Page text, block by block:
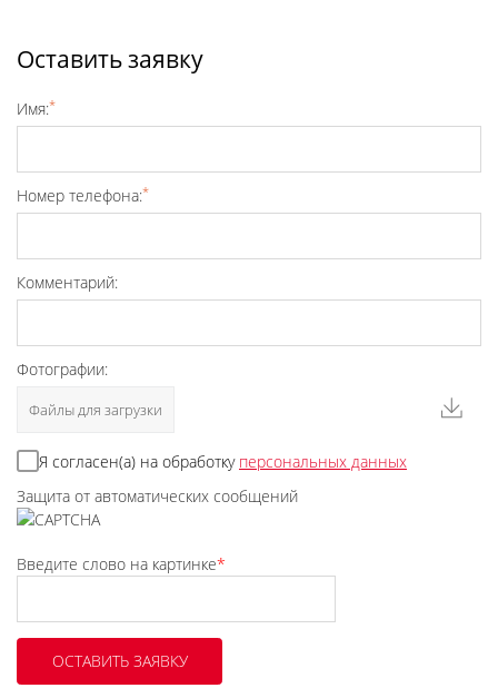
Оставить заявку
Имя:*
Номер телефона:*
Комментарий:
Фотографии:
Файлы для загрузки
Я согласен(а) на обработку персональных данных
Защита от автоматических сообщений
Введите слово на картинке*